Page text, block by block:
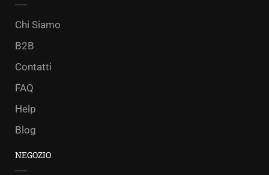
Chi Siamo
B2B
Contatti
FAQ
Help
Blog
NEGOZIO